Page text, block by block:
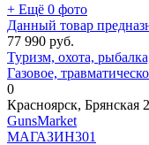
+ Ещё 0 фото
Данный товар
77 990 руб.
Туризм, охота,
Газовое,
0
Красноярск, Брянская
GunsMarket
МАГАЗИН301